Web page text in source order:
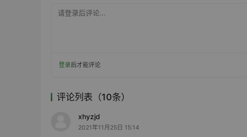
请登录后评论...
登录后才能评论
评论列表（10条）
xhyzjd
2021年11月25日 15:14